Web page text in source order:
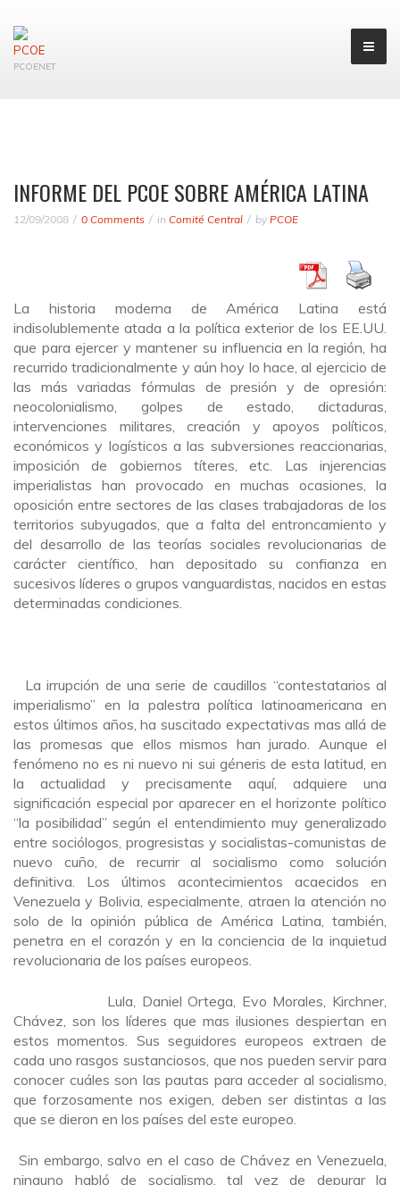
PCOENET
INFORME DEL PCOE SOBRE AMÉRICA LATINA
12/09/2008 0 Comments in Comité Central by PCOE
La historia moderna de América Latina está
indisolublemente atada a la política exterior de los EE.UU.
que para ejercer y mantener su influencia en la región, ha
recurrido tradicionalmente y aún hoy lo hace, al ejercicio de
las más variadas fórmulas de presión y de opresión:
neocolonialismo, golpes de estado, dictaduras,
intervenciones militares, creación y apoyos políticos,
económicos y logísticos a las subversiones reaccionarias,
imposición de gobiernos títeres, etc. Las injerencias
imperialistas han provocado en muchas ocasiones, la
oposición entre sectores de las clases trabajadoras de los
territorios subyugados, que a falta del entroncamiento y
del desarrollo de las teorías sociales revolucionarias de
carácter científico, han depositado su confianza en
sucesivos líderes o grupos vanguardistas, nacidos en estas
determinadas condiciones.
La irrupción de una serie de caudillos “contestatarios al
imperialismo” en la palestra política latinoamericana en
estos últimos años, ha suscitado expectativas mas allá de
las promesas que ellos mismos han jurado. Aunque el
fenómeno no es ni nuevo ni sui géneris de esta latitud, en
la actualidad y precisamente aquí, adquiere una
significación especial por aparecer en el horizonte político
“la posibilidad” según el entendimiento muy generalizado
entre sociólogos, progresistas y socialistas-comunistas de
nuevo cuño, de recurrir al socialismo como solución
definitiva. Los últimos acontecimientos acaecidos en
Venezuela y Bolivia, especialmente, atraen la atención no
solo de la opinión pública de América Latina, también,
penetra en el corazón y en la conciencia de la inquietud
revolucionaria de los países europeos.
Lula, Daniel Ortega, Evo Morales, Kirchner,
Chávez, son los líderes que mas ilusiones despiertan en
estos momentos. Sus seguidores europeos extraen de
cada uno rasgos sustanciosos, que nos pueden servir para
conocer cuáles son las pautas para acceder al socialismo,
que forzosamente nos exigen, deben ser distintas a las
que se dieron en los países del este europeo.
Sin embargo, salvo en el caso de Chávez en Venezuela,
ninguno habló de socialismo, tal vez de depurar la